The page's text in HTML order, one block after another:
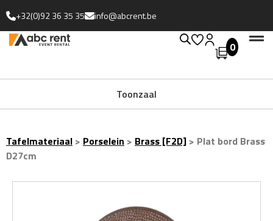
+32(0)92 36 35 35 info@abcrent.be
0
Toonzaal
Tafelmateriaal > Porselein > Brass [F2D] > Plat bord Brass
D27cm